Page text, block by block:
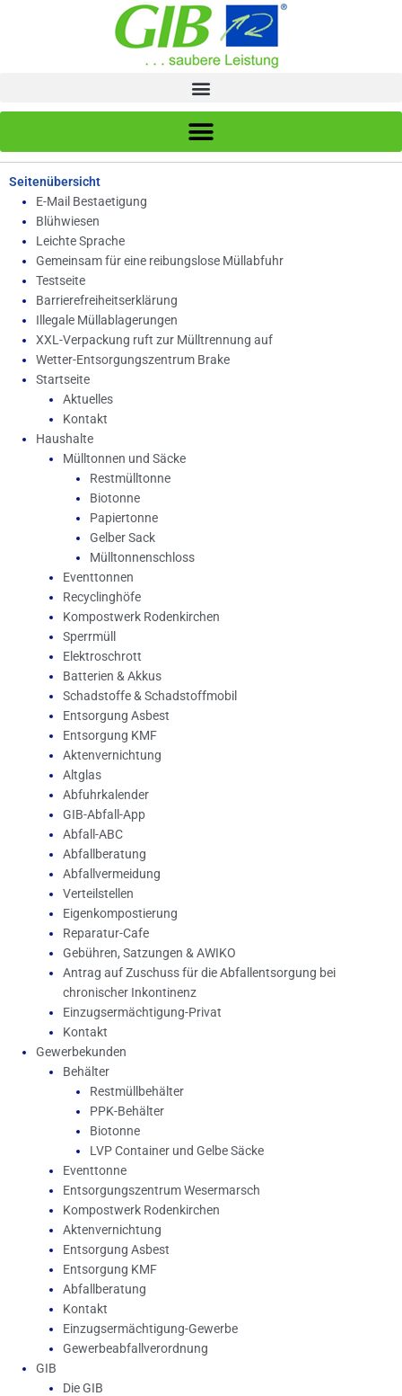
Seitenübersicht
E-Mail Bestaetigung
Blühwiesen
Leichte Sprache
Gemeinsam für eine reibungslose Müllabfuhr
Testseite
Barrierefreiheitserklärung
Illegale Müllablagerungen
XXL-Verpackung ruft zur Mülltrennung auf
Wetter-Entsorgungszentrum Brake
Startseite
Aktuelles
Kontakt
Haushalte
Mülltonnen und Säcke
Restmülltonne
Biotonne
Papiertonne
Gelber Sack
Mülltonnenschloss
Eventtonnen
Recyclinghöfe
Kompostwerk Rodenkirchen
Sperrmüll
Elektroschrott
Batterien & Akkus
Schadstoffe & Schadstoffmobil
Entsorgung Asbest
Entsorgung KMF
Aktenvernichtung
Altglas
Abfuhrkalender
GIB-Abfall-App
Abfall-ABC
Abfallberatung
Abfallvermeidung
Verteilstellen
Eigenkompostierung
Reparatur-Cafe
Gebühren, Satzungen & AWIKO
Antrag auf Zuschuss für die Abfallentsorgung bei
chronischer Inkontinenz
Einzugsermächtigung-Privat
Kontakt
Gewerbekunden
Behälter
Restmüllbehälter
PPK-Behälter
Biotonne
LVP Container und Gelbe Säcke
Eventtonne
Entsorgungszentrum Wesermarsch
Kompostwerk Rodenkirchen
Aktenvernichtung
Entsorgung Asbest
Entsorgung KMF
Abfallberatung
Kontakt
Einzugsermächtigung-Gewerbe
Gewerbeabfallverordnung
GIB
Die GIB